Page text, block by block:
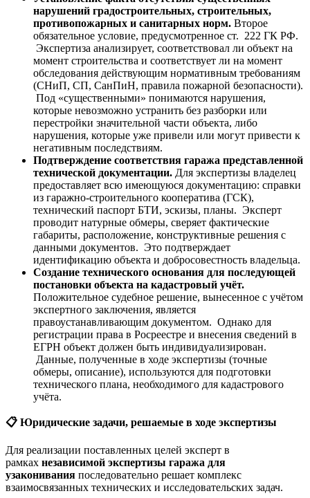
нарушений градостроительных, строительных,
противопожарных и санитарных норм. Второе
обязательное условие, предусмотренное ст. 222 ГК РФ.
Экспертиза анализирует, соответствовал ли объект на
момент строительства и соответствует ли на момент
обследования действующим нормативным требованиям
(СНиП, СП, СанПиН, правила пожарной безопасности).
Под «существенными» понимаются нарушения,
которые невозможно устранить без разборки или
перестройки значительной части объекта, либо
нарушения, которые уже привели или могут привести к
негативным последствиям.
Подтверждение соответствия гаража представленной
технической документации. Для экспертизы владелец
предоставляет всю имеющуюся документацию: справки
из гаражно-строительного кооператива (ГСК),
технический паспорт БТИ, эскизы, планы. Эксперт
проводит натурные обмеры, сверяет фактические
габариты, расположение, конструктивные решения с
данными документов. Это подтверждает
идентификацию объекта и добросовестность владельца.
Создание технического основания для последующей
постановки объекта на кадастровый учёт.
Положительное судебное решение, вынесенное с учётом
экспертного заключения, является
правоустанавливающим документом. Однако для
регистрации права в Росреестре и внесения сведений в
ЕГРН объект должен быть индивидуализирован.
Данные, полученные в ходе экспертизы (точные
обмеры, описание), используются для подготовки
технического плана, необходимого для кадастрового
учёта.
📋 Юридические задачи, решаемые в ходе экспертизы
Для реализации поставленных целей эксперт в
рамках независимой экспертизы гаража для
узаконивания последовательно решает комплекс
взаимосвязанных технических и исследовательских задач.